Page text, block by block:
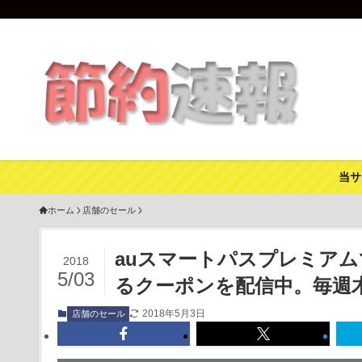
当
ホーム 店舗のセール
auスマートパスプレミア
るクーポンを配信中。毎週
2018
5/03
店舗のセール 2018年5月3日